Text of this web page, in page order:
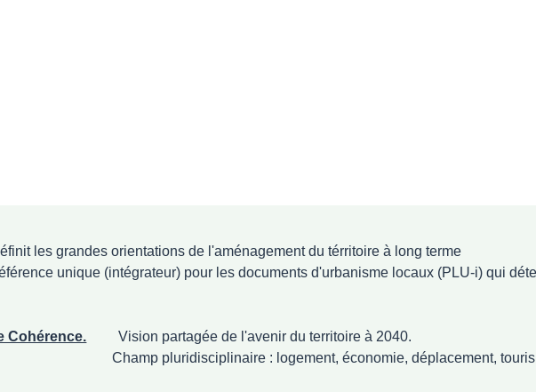
les grandes orientations de l'aménagement du térritoire à long terme
(intégrateur) pour les documents d'urbanisme locaux (PLU-i) qui
Cohérence.
Vision partagée de l'avenir du territoire à 2040.
: logement, économie, déplacement,